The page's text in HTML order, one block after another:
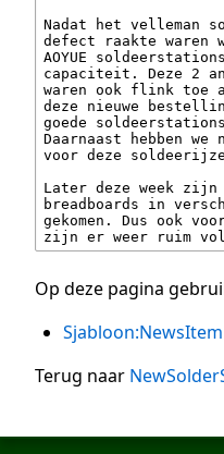
Op deze pagina
Sjabloon:NewsItem
Terug naar